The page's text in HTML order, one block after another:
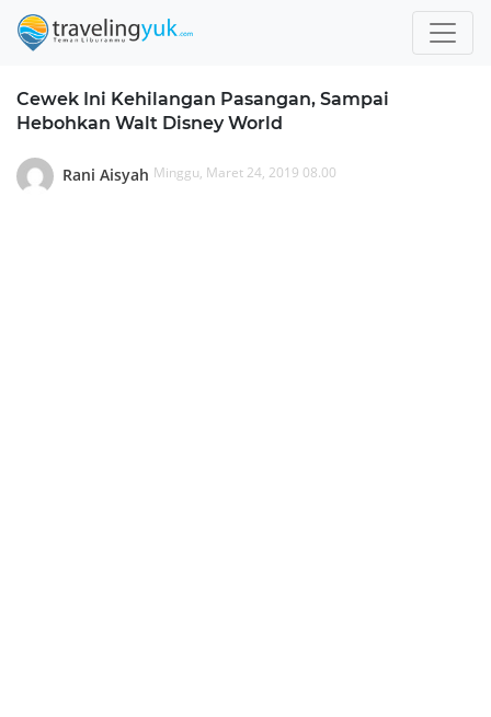
Cewek Ini Kehilangan Pasangan, Sampai
Hebohkan Walt Disney World
Rani Aisyah Minggu, Maret 24, 2019 08.00